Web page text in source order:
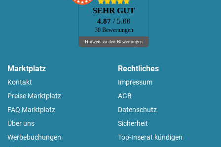
SEHR GUT
4.87 / 5.00
30 Bewertungen
Hinweis zu den Bewertungen
Marktplatz
Kontakt
Preise Marktplatz
FAQ Marktplatz
Über uns
Werbebuchungen
Rechtliches
Impressum
AGB
Datenschutz
Sicherheit
Top-Inserat kündigen